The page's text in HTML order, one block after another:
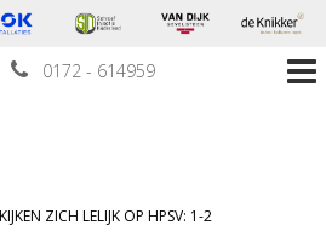
0172 - 614959
ZICH LELIJK OP HPSV: 1-2